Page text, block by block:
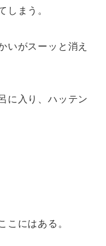
しまう。
いがスーッと消え
に入り、ハッテン
こにはある。